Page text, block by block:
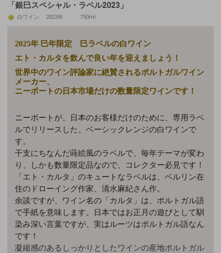
「銀巳スペシャル・ラベル2023」
白ワイン 2023年 750ml
2025年 巳年限定 巳ラベルの白ワイン
エト・カルタを飲んで良い年を迎えましょう！
世界中のワイン評論家に絶賛されるポルトガルワイン
メーカー、
ニーポートの日本市場だけの数量限定ワインです！
ニーポートが、日本のお客様だけのために、専用ラベ
ルでリリースした、ベーシックレンジの白ワインで
す。
干支にちなんだ蒔絵風のラベルで、毎年テーマが変わ
り、しかも数量限定品なので、コレクター必見です！
「エト・カルタ」のキュートなラベルは、ベルリン在
住のドローイング作家、清水麻紀さん作。
余談ですが、ワイン名の「カルタ」は、ポルトガル語
で手紙を意味します。日本ではお正月の遊びとして馴
染み深い言葉ですが、実はルーツはポルトガル語なん
です！
凝縮感のあるしっかりとしたワインの産地ポルトガル